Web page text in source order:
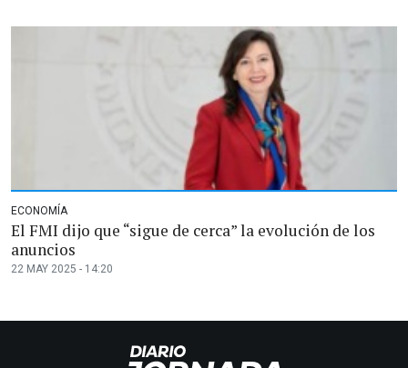
ECONOMÍA
El FMI dijo que “sigue de cerca” la evolución de los
anuncios
22 MAY 2025 - 14:20